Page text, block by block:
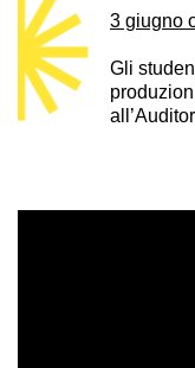
3 giugno
Gli